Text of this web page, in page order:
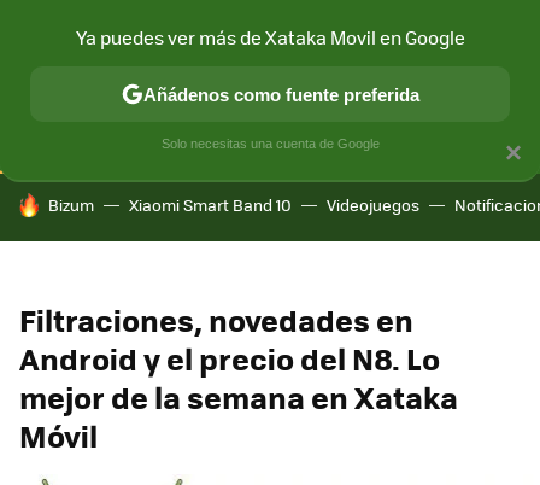
CONECTIVIDAD MÓVIL Y SOCIEDAD APLICACIONES
HOY SE HABLA DE
Bizum Xiaomi Smart Band 10 Videojuegos
Filtraciones, novedades en
Android y el precio del N8. Lo
mejor de la semana en Xataka
Móvil
×
Ya puedes ver más de Xataka Movil en Google
Añádenos como fuente preferida
Solo necesitas una cuenta de Google